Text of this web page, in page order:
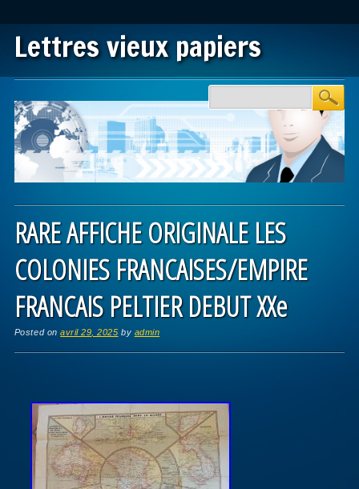
Lettres vieux papiers
Main menu
RARE AFFICHE ORIGINALE LES
COLONIES FRANCAISES/EMPIRE
FRANCAIS PELTIER DEBUT XXe
Posted onavril 29, 2025 by admin